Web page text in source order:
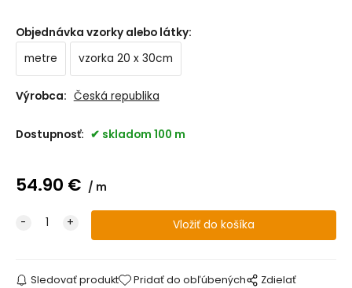
Objednávka vzorky alebo látky:
metre
vzorka 20 x 30cm
Výrobca: Česká republika
Dostupnosť: skladom 100 m
54.90 € m
Sledovať produkt Pridať do obľúbených Zdielať